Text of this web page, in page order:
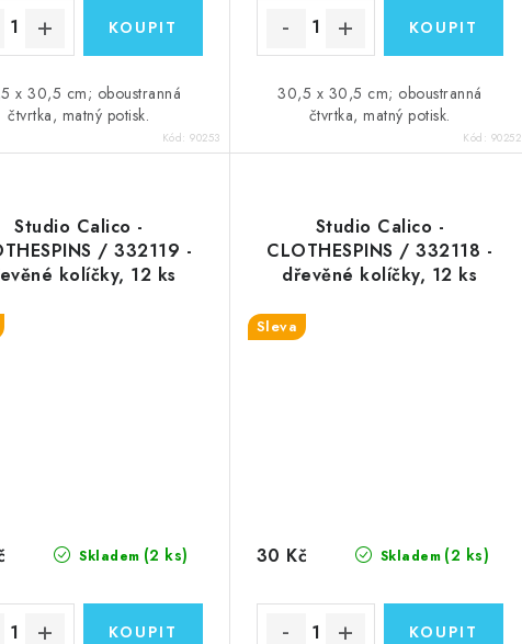
ů
x 30,5 cm; oboustranná
čtvrtka, matný potisk.
Kód:90253
30,5 x 30,5 cm; oboustranná
čtvrtka, matný potisk.
Kód: 90252
Studio Calico -
/ 332119 -
kolíčky, 12 ks
Skladem (2 ks)
Studio Calico -
CLOTHESPINS / 332118 -
dřevěné kolíčky, 12 ks
Sleva
Skladem (2 ks)
30 Kč